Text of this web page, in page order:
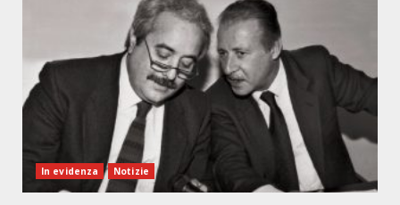
In evidenza Notizie